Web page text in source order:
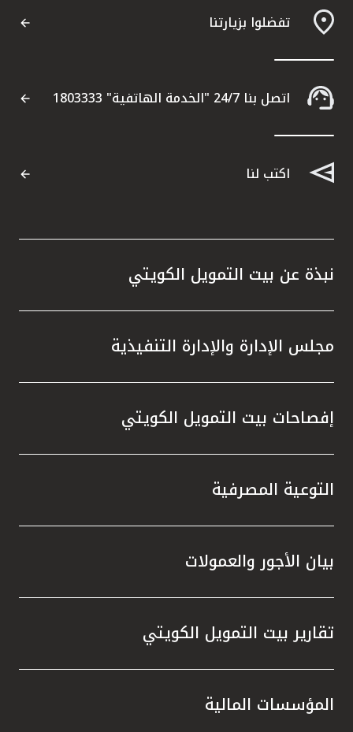
تفضلوا بزيارتنا
اتصل بنا 24/7 "الخدمة الهاتفية" 1803333
اكتب لنا
نبذة عن بيت التمويل الكويتي
مجلس الإدارة والإدارة التنفيذية
إفصاحات بيت التمويل الكويتي
التوعية المصرفية
بيان الأجور والعمولات
تقارير بيت التمويل الكويتي
المؤسسات المالية